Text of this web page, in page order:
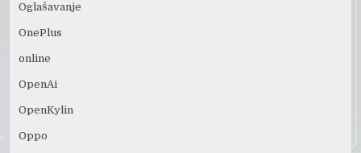
Oglašavanje
OnePlus
online
OpenAi
OpenKylin
Oppo